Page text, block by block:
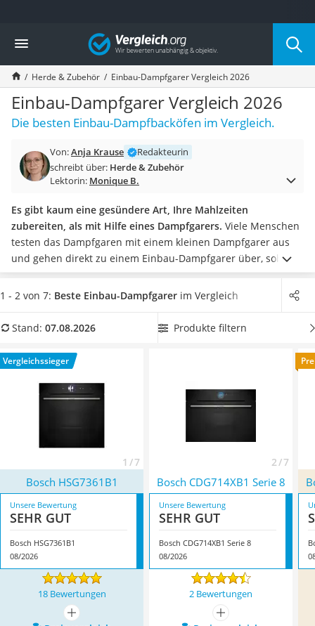
Die beliebtesten Vergleiche nach Kategorie
Haushalt
Wassersprudler
Zentralstaubsauger
Brotbackautomat
Wischroboter
Wäschespinne
Spülmaschinentabs
Akku-Staubsauger
AEG-Waschmaschine
Saug-Wisch-Roboter
Handstaubsauger
Milchaufschäumer
Kondenstrockner
Reiskocher
Tierhaarstaubsauger
Nespresso-Maschine
Messerschärfer
Vergleich
Herde & Zubehör Einbau-Dampfgarer Vergleich 2026
Einbau-Dampfgarer Vergleich 2026
Die besten Einbau-Dampfbacköfen im Vergleich.
Von:Anja Krause
Redakteurin
schreibt über: Herde & Zubehör
Lektorin: Monique B.
Es gibt kaum eine gesündere Art, Ihre Mahlzeiten
zubereiten, als mit Hilfe eines Dampfgarers. Viele Menschen
testen das Dampfgaren mit einem kleinen Dampfgarer aus
und gehen direkt zu einem Einbau-Dampfgarer über, sobald
Sie auf den Geschmack gekommen sind. Wenn Sie
regelmäßig Mahlzeiten für mehrere Personen zubereiten,
Progammeinstellungen
aus unserer Vergleichstabelle zu
das ModellBosch HSG7361B1
1 - 2 von 7: Beste Einbau-Dampfgarer im Vergleich
Stand: 07.08.2026 Produkte filtern
Vergleichssieger
1 / 7 2 / 7
Bosch HSG7361B1 Bosch CDG714XB1 Serie 8
Unsere Bewertung
SEHR GUT
Bosch HSG7361B1
08/2026
Unsere Bewertung
SEHR GUT
Bosch CDG714XB1 Serie 8
08/2026
18 Bewertungen 2 Bewertungen
mehr anzeigen
mehr anzeigen